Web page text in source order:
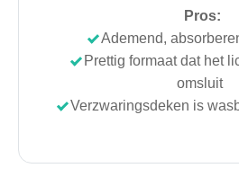
Pros:
Ademend,
Prettig formaat dat het
omsluit
Verzwaringsdeken is